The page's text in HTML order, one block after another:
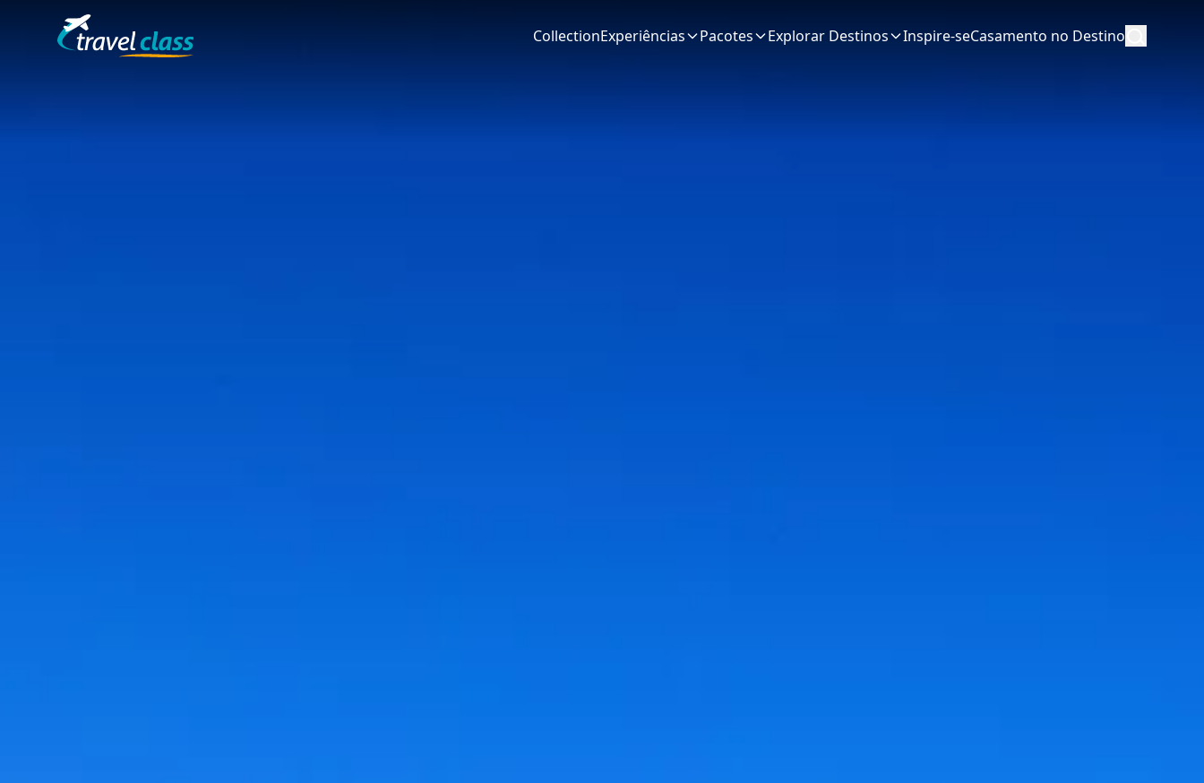
CollectionExperiências Pacotes Explorar Destinos Inspire-seCasamento no Destino